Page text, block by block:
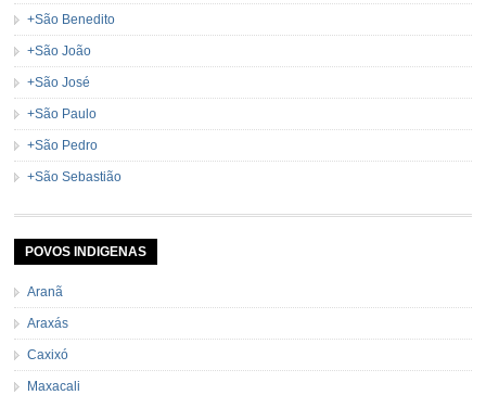
+São Benedito
+São João
+São José
+São Paulo
+São Pedro
+São Sebastião
POVOS INDIGENAS
Aranã
Araxás
Caxixó
Maxacali